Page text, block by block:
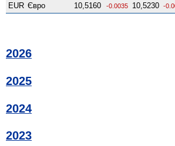
EUR Євро 10,5160 -0.0035 10,5230 -
2026
2025
2024
2023